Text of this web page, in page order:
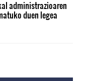
administrazioaren
duen legea